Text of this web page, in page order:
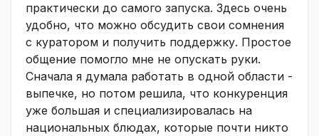
практически до самого запуска. Здесь очень
удобно, что можно обсудить свои сомнения
с куратором и получить поддержку. Простое
общение помогло мне не опускать руки.
Сначала я думала работать в одной области -
выпечке, но потом решила, что конкуренция
уже большая и специализировалась на
национальных блюдах, которые почти никто